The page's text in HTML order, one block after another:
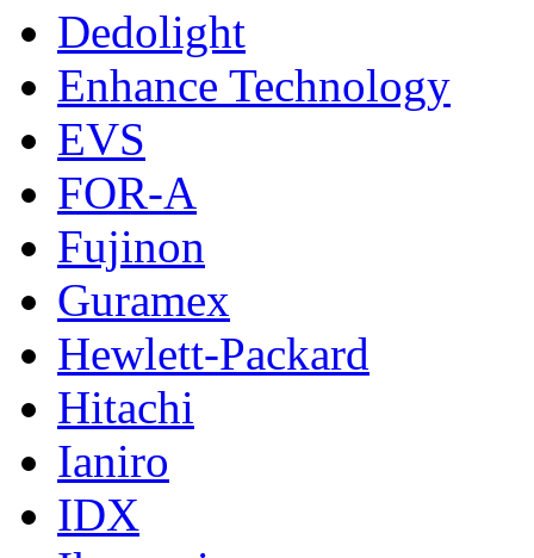
Dedolight
Enhance Technology
EVS
FOR-A
Fujinon
Guramex
Hewlett-Packard
Hitachi
Ianiro
IDX